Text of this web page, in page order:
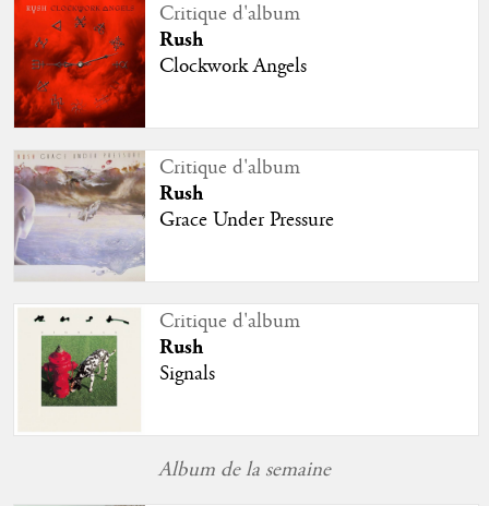
Critique d'album
Rush
Clockwork Angels
Critique d'album
Rush
Grace Under Pressure
Critique d'album
Rush
Signals
Album de la semaine